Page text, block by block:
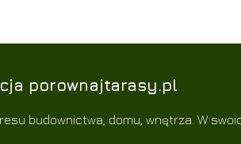
porownajtarasy.pl
budownictwa, domu, wnętrza. W